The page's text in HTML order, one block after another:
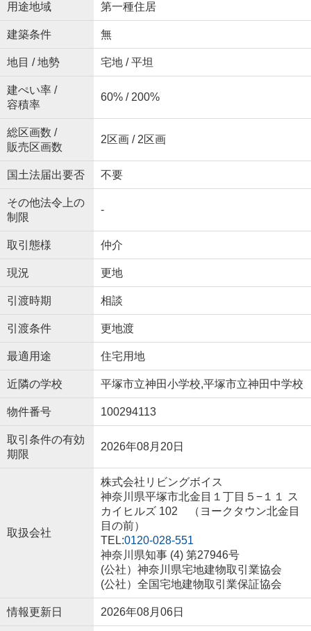
用途地域 第一種住居
建築条件 無
地目 / 地勢 宅地 / 平坦
建ぺい率 /
容積率
60% / 200%
総区画数 /
販売区画数
2区画 / 2区画
国土法届出要否 不要
その他法令上の
制限
-
取引態様 仲介
現況 更地
引渡時期 相談
引渡条件 更地渡
最適用途 住宅用地
近隣の学校 平塚市立神田小学校,平塚市立神田中学校
物件番号 100294113
取引条件の有効
期限
2026年08月20日
取扱会社
株式会社リビングボイス
神奈川県平塚市北金目１丁目５−１１ ス
カイヒルズ 102 （ヨークタウン北金目
目の前）
TEL:0120-028-551
神奈川県知事 (4) 第27946号
(公社）神奈川県宅地建物取引業協会
(公社）全国宅地建物取引業保証協会
情報更新日 2026年08月06日